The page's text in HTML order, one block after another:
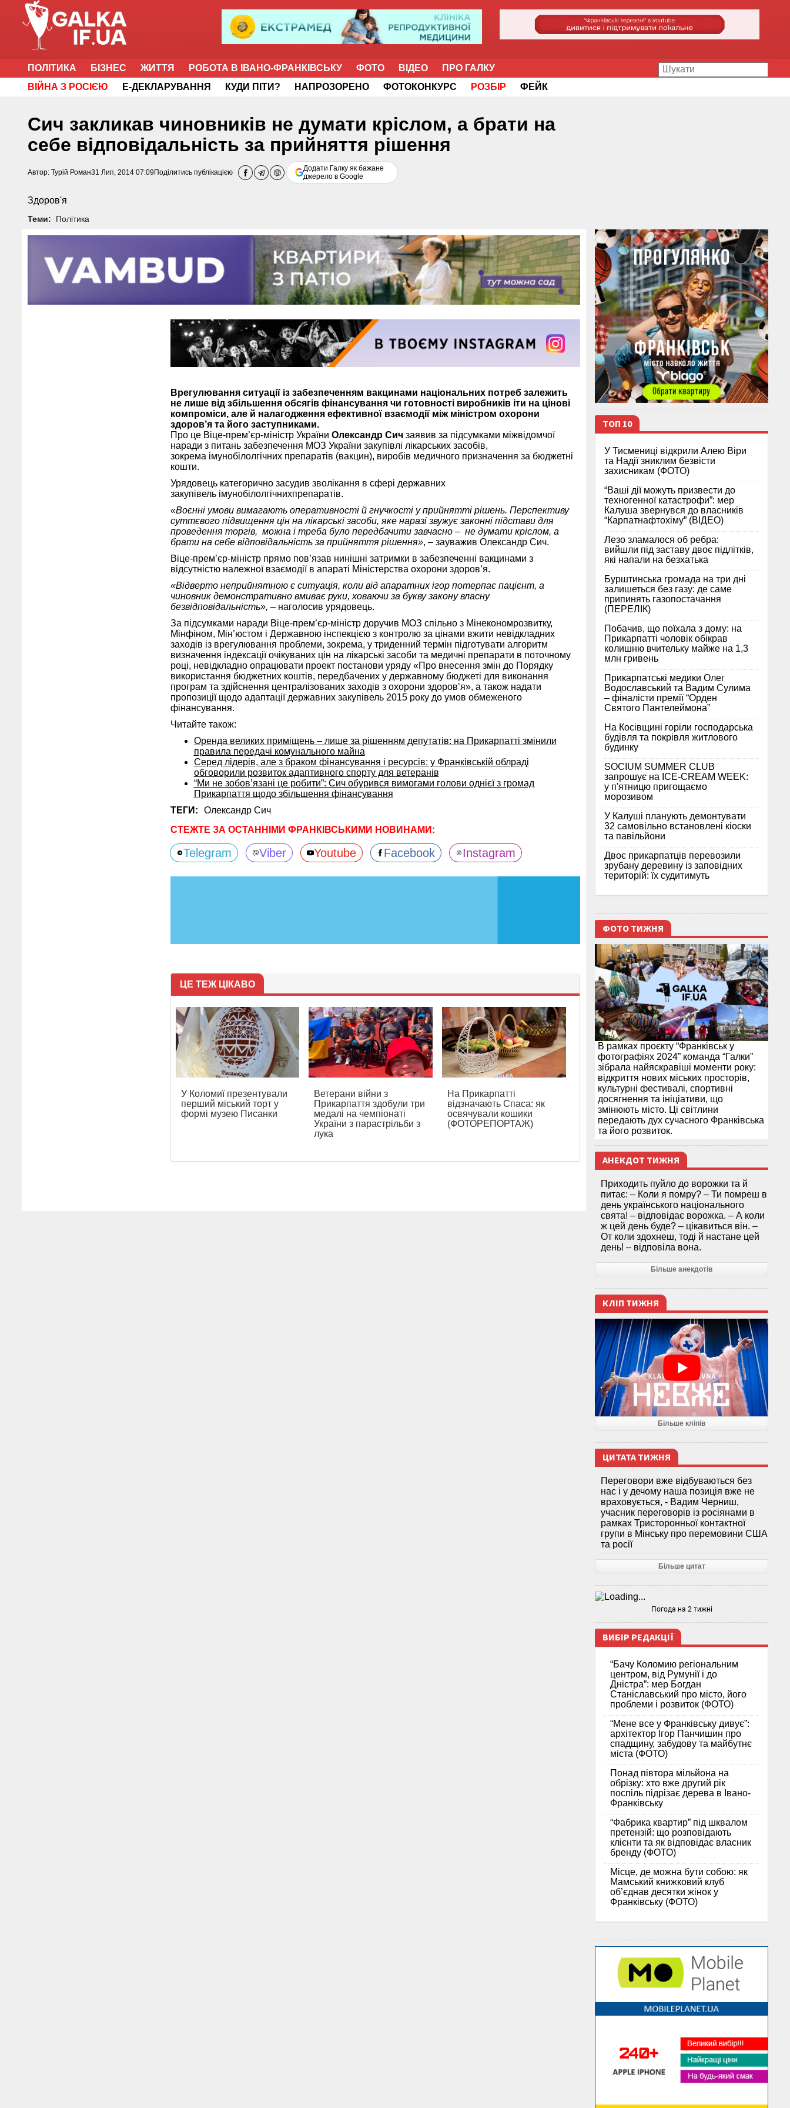
ПОЛІТИКА БІЗНЕС ЖИТТЯ РОБОТА В ІВАНО-ФРАНКІВСЬКУ ФОТО ВІДЕО
ПРО ГАЛКУ
ВІЙНА З РОСІЄЮ
Е-ДЕКЛАРУВАННЯ КУДИ ПІТИ? НАПРОЗОРЕНО ФОТОКОНКУРС РОЗБІР ФЕЙК
Сич закликав чиновників не думати кріслом, а брати на
себе відповідальність за прийняття рішення
Автор: Турій Роман31 Лип, 2014 07:09 Поділитись публікацією
Додати Галку як бажане
джерело в Google
Здоров'я
Теми: Політика
Врегулювання ситуації із забезпеченням вакцинами національних потреб залежить
не лише від збільшення обсягів фінансування чи готовності виробників іти на цінові
компроміси, але й налагодження ефективної взаємодії між міністром охорони
здоров’я та його заступниками.
Про це Віце-прем’єр-міністр України Олександр Сичзаявив за підсумками міжвідомчої
наради з питань забезпечення МОЗ України закупівлі лікарських засобів,
зокрема імунобілолгічних препаратів (вакцин), виробів медичного призначення за бюджетні
кошти.
Урядовець категорично засудив зволікання в сфері державних
закупівель імунобілолгічнихпрепаратів.
«Воєнні умови вимагають оперативності й гнучкості у прийнятті рішень. Перспективу
суттєвого підвищення цін на лікарські засоби, яке наразі звужує законні підстави для
проведення торгів, можна і треба було передбачити завчасно – не думати кріслом, а
брати на себе відповідальність за прийняття рішення», – зауважив Олександр Сич.
Віце-прем’єр-міністр прямо пов’язав нинішні затримки в забезпеченні вакцинами з
відсутністю належної взаємодії в апараті Міністерства охорони здоров’я.
«Відверто неприйнятною є ситуація, коли від апаратних ігор потерпає пацієнт, а
чиновник демонстративно вмиває руки, ховаючи за букву закону власну
безвідповідальність», – наголосив урядовець.
За підсумками наради Віце-прем’єр-міністр доручив МОЗ спільно з Мінекономрозвитку,
Мінфіном, Мін’юстом і Державною інспекцією з контролю за цінами вжити невідкладних
заходів із врегулювання проблеми, зокрема, у триденний термін підготувати алгоритм
визначення індексації очікуваних цін на лікарські засоби та медичні препарати в поточному
році, невідкладно опрацювати проект постанови уряду «Про внесення змін до Порядку
використання бюджетних коштів, передбачених у державному бюджеті для виконання
програм та здійснення централізованих заходів з охорони здоров’я», а також надати
пропозиції щодо адаптації державних закупівель 2015 року до умов обмеженого
фінансування.
Читайте також:
Оренда великих приміщень – лише за рішенням депутатів: на Прикарпатті змінили
правила передачі комунального майна
Серед лідерів, але з браком фінансування і ресурсів: у Франківській облраді
обговорили розвиток адаптивного спорту для ветеранів
“Ми не зобов’язані це робити”: Сич обурився вимогами голови однієї з громад
Прикарпаття щодо збільшення фінансування
ТЕГИ:
Олександр Сич
СТЕЖТЕ ЗА ОСТАННІМИ ФРАНКІВСЬКИМИ НОВИНАМИ:
Telegram Viber Youtube Facebook Instagram
ЦЕ ТЕЖ ЦІКАВО
У Коломиї презентували
перший міський торт у
формі музею Писанки
Ветерани війни з
Прикарпаття здобули три
медалі на чемпіонаті
України з парастрільби з
лука
На Прикарпатті
відзначають Спаса: як
освячували кошики
(ФОТОРЕПОРТАЖ)
ТОП 10
У Тисмениці відкрили Алею Віри
та Надії зниклим безвісти
захисникам (ФОТО)
“Ваші дії можуть призвести до
техногенної катастрофи”: мер
Калуша звернувся до власників
“Карпатнафтохіму” (ВІДЕО)
Лезо зламалося об ребра:
вийшли під заставу двоє підлітків,
які напали на безхатька
Бурштинська громада на три дні
залишеться без газу: де саме
припинять газопостачання
(ПЕРЕЛІК)
Побачив, що поїхала з дому: на
Прикарпатті чоловік обікрав
колишню вчительку майже на 1,3
млн гривень
Прикарпатські медики Олег
Водославський та Вадим Сулима
– фіналісти премії “Орден
Святого Пантелеймона”
На Косівщині горіли господарська
будівля та покрівля житлового
будинку
SOCIUM SUMMER CLUB
запрошує на ICE-CREAM WEEK:
у п'ятницю пригощаємо
морозивом
У Калуші планують демонтувати
32 самовільно встановлені кіоски
та павільйони
Двоє прикарпатців перевозили
зрубану деревину із заповідних
територій: їх судитимуть
ФОТО ТИЖНЯ
В рамках проєкту “Франківськ у
фотографіях 2024” команда “Галки”
зібрала найяскравіші моменти року:
відкриття нових міських просторів,
культурні фестивалі, спортивні
досягнення та ініціативи, що
змінюють місто. Ці світлини
передають дух сучасного Франківська
та його розвиток.
АНЕКДОТ ТИЖНЯ
Приходить пуйло до ворожки та й
питає: – Коли я помру? – Ти помреш в
день українського національного
свята! – відповідає ворожка. – А коли
ж цей день буде? – цікавиться він. –
От коли здохнеш, тоді й настане цей
день! – відповіла вона.
Більше анекдотів
КЛІП ТИЖНЯ
Більше кліпів
ЦИТАТА ТИЖНЯ
Переговори вже відбуваються без
нас і у дечому наша позиція вже не
враховується, - Вадим Черниш,
учасник переговорів із росіянами в
рамках Тристоронньої контактної
групи в Мінську про перемовини США
та росії
Більше цитат
Погода на 2 тижні
ВИБІР РЕДАКЦІЇ
“Бачу Коломию регіональним
центром, від Румунії і до
Дністра”: мер Богдан
Станіславський про місто, його
проблеми і розвиток (ФОТО)
“Мене все у Франківську дивує”:
архітектор Ігор Панчишин про
спадщину, забудову та майбутнє
міста (ФОТО)
Понад півтора мільйона на
обрізку: хто вже другий рік
поспіль підрізає дерева в Івано-
Франківську
“Фабрика квартир” під шквалом
претензій: що розповідають
клієнти та як відповідає власник
бренду (ФОТО)
Місце, де можна бути собою: як
Мамський книжковий клуб
об’єднав десятки жінок у
Франківську (ФОТО)